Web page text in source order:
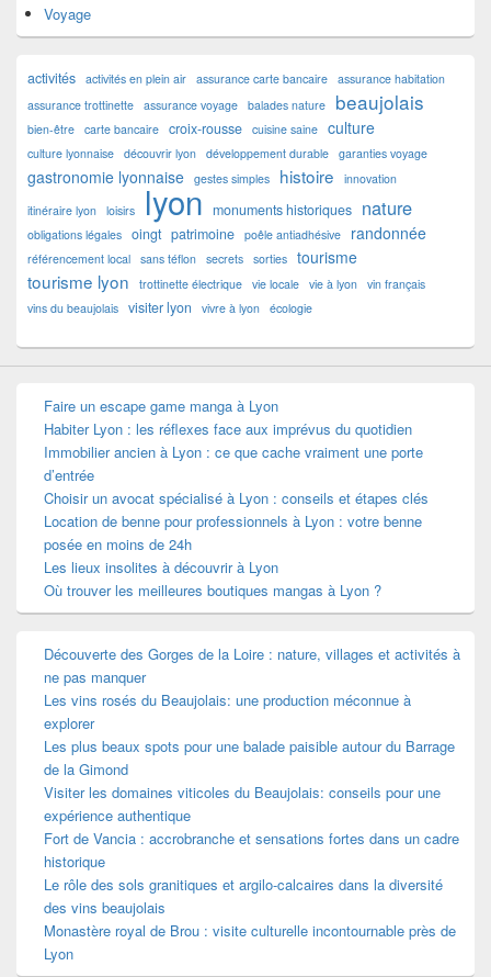
Voyage
activités activités en plein air assurance carte bancaire assurance habitation
assurance trottinette assurance voyage balades nature beaujolais
bien-être carte bancaire croix-rousse cuisine saine culture
culture lyonnaise découvrir lyon développement durable garanties voyage
gastronomie lyonnaise gestes simples histoire
innovation
itinéraire lyon loisirs lyon monuments historiques nature
obligations légales oingt patrimoine poêle antiadhésive randonnée
référencement local sans téflon secrets sorties tourisme
tourisme lyon trottinette électrique vie locale vie à lyon vin français
vins du beaujolais visiter lyon vivre à lyon écologie
Faire un escape game manga à Lyon
Habiter Lyon : les réflexes face aux imprévus du quotidien
Immobilier ancien à Lyon : ce que cache vraiment une porte
d’entrée
Choisir un avocat spécialisé à Lyon : conseils et étapes clés
Location de benne pour professionnels à Lyon : votre benne
posée en moins de 24h
Les lieux insolites à découvrir à Lyon
Où trouver les meilleures boutiques mangas à Lyon ?
Découverte des Gorges de la Loire : nature, villages et activités à
ne pas manquer
Les vins rosés du Beaujolais: une production méconnue à
explorer
Les plus beaux spots pour une balade paisible autour du Barrage
de la Gimond
Visiter les domaines viticoles du Beaujolais: conseils pour une
expérience authentique
Fort de Vancia : accrobranche et sensations fortes dans un cadre
historique
Le rôle des sols granitiques et argilo-calcaires dans la diversité
des vins beaujolais
Monastère royal de Brou : visite culturelle incontournable près de
Lyon